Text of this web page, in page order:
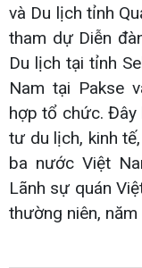
và Du lịch tỉnh
tham dự Diễn
Du lịch tại tỉnh
Nam tại Pakse
hợp tổ chức. Đây
tư du lịch, kinh
ba nước Việt
Lãnh sự quán
thường niên,